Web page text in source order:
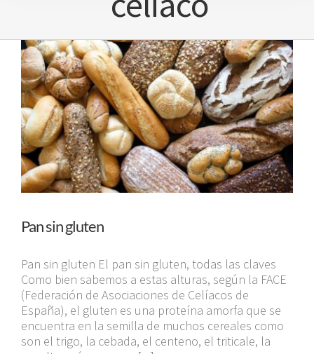
Pan sin gluten
Pan sin gluten El pan sin gluten, todas las claves
Como bien sabemos a estas alturas, según la FACE
(Federación de Asociaciones de Celíacos de
España), el gluten es una proteína amorfa que se
encuentra en la semilla de muchos cereales como
son el trigo, la cebada, el centeno, el triticale, la